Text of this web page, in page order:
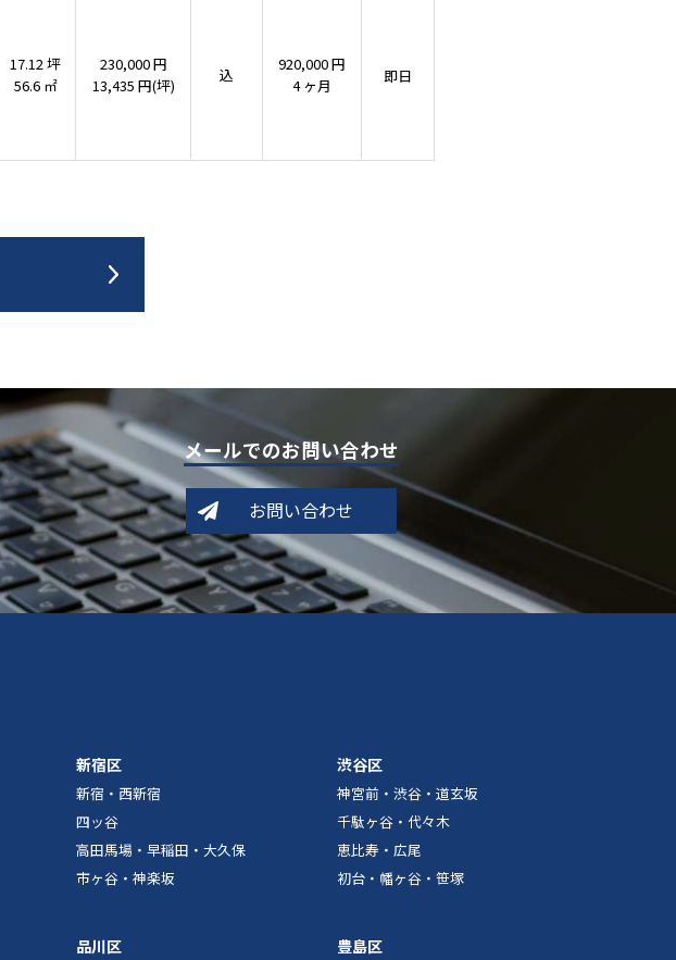
17.12 坪
56.6 ㎡
230,000 円
13,435 円(坪)
込
920,000 円
4 ヶ月
即日
メールでのお問い合わせ
お問い合わせ
新宿区
新宿・西新宿
四ッ谷
高田馬場・早稲田・大久保
市ヶ谷・神楽坂
渋谷区
神宮前・渋谷・道玄坂
千駄ヶ谷・代々木
恵比寿・広尾
初台・幡ヶ谷・笹塚
品川区 豊島区